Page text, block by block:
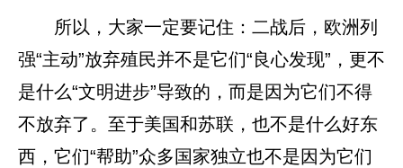
所以，大家一定要记住：二战后，欧洲列
强“主动”放弃殖民并不是它们“良心发现”，更不
是什么“文明进步”导致的，而是因为它们不得
不放弃了。至于美国和苏联，也不是什么好东
西，它们“帮助”众多国家独立也不是因为它们